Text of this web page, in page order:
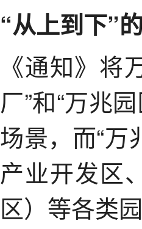
“从上到下”
《通知》将
厂”和“万兆
场景，而“万
产业开发区
区）等各类园